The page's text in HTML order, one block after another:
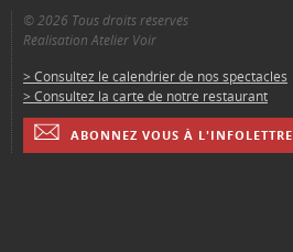
© 2026 Tous droits réservés
Réalisation Atelier Voir
> Consultez le calendrier de nos spectacles
> Consultez la carte de notre restaurant
ABONNEZ VOUS À L'INFOLETTRE